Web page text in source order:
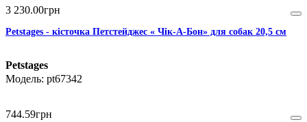
3 230.00грн
Petstages - кісточка Петстейджес « Чік-А-Бон» для собак 20,5 см
Petstages
pt67342
744.59грн